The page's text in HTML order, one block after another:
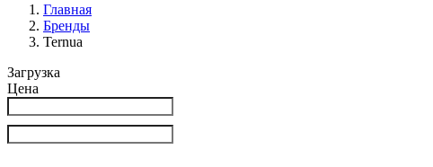
Главная
Бренды
Ternua
Загрузка
Цена